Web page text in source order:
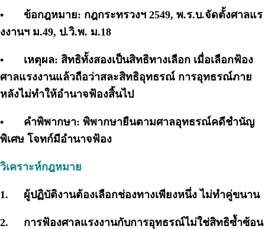
•
ข้อกฎหมาย: กฎกระทรวงฯ 2549, พ.ร.บ.จัดตั้งศาลแร
งงานฯ ม.49, ป.วิ.พ. ม.18
•
เหตุผล: สิทธิทั้งสองเป็นสิทธิทางเลือก เมื่อเลือกฟ้อง
ศาลแรงงานแล้วถือว่าสละสิทธิอุทธรณ์ การอุทธรณ์ภาย
หลังไม่ทำให้อำนาจฟ้องสิ้นไป
•
คำพิพากษา: พิพากษายืนตามศาลอุทธรณ์คดีชำนัญ
พิเศษ โจทก์มีอำนาจฟ้อง
วิเคราะห์กฎหมาย
1. ผู้ปฏิบัติงานต้องเลือกช่องทางเพียงหนึ่ง ไม่ทำคู่ขนาน
2.
การฟ้องศาลแรงงานกับการอุทธรณ์ไม่ใช่สิทธิซ้ำซ้อน